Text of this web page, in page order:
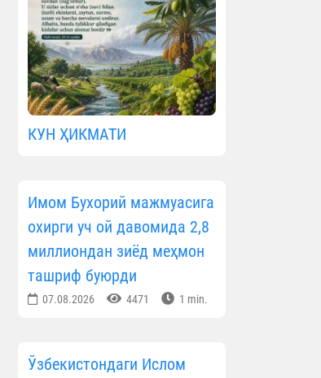
КУН ҲИКМАТИ
Имом Бухорий мажмуасига
охирги уч ой давомида 2,8
миллиондан зиёд меҳмон
ташриф буюрди
07.08.2026 4471 1 min.
Ўзбекистондаги Ислом